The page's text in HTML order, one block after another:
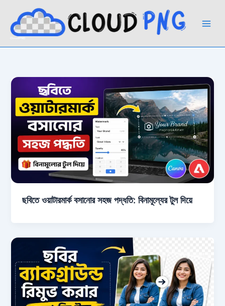
content
ছবিতে ওয়াটারমার্ক বসানোর সহজ পদ্ধতি: বিনামূল্যের টুল দিয়ে